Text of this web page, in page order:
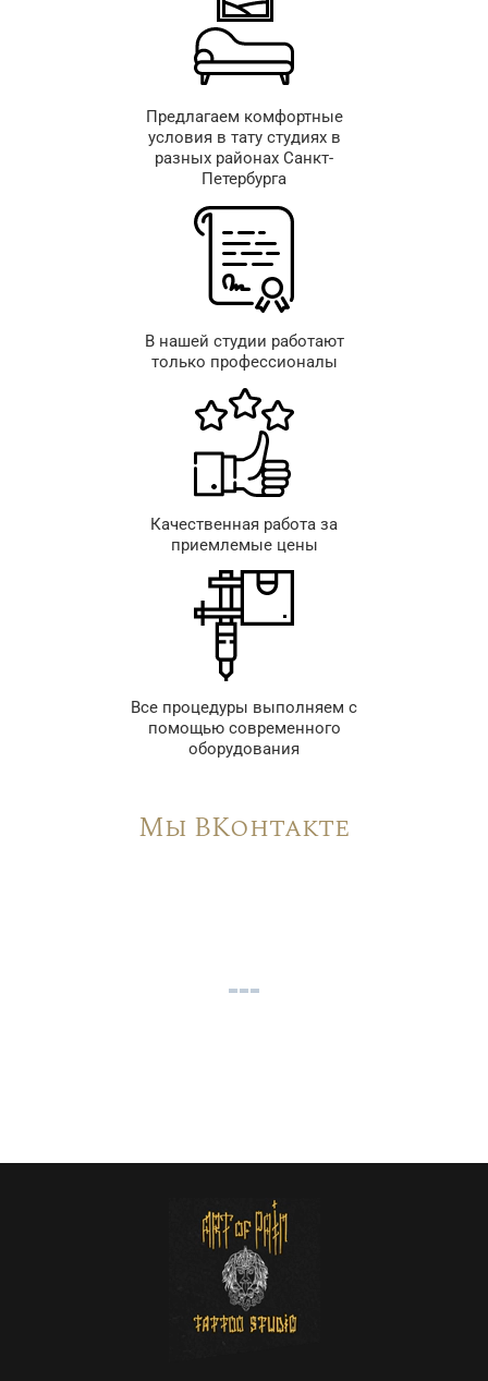
Предлагаем комфортные
условия в тату студиях в
разных районах Санкт-
Петербурга
В нашей студии работают
только профессионалы
Качественная работа за
приемлемые цены
Все процедуры выполняем с
помощью современного
оборудования
Мы ВКонтакте